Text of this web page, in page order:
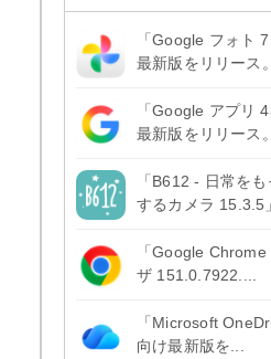
「Google フォト
最新版をリリース。
「Google アプリ
最新版をリリース。
「B612 - 日常を
するカメラ 15.3.5
「Google
ザ 151.0.7922....
「Microsoft
向け最新版を...